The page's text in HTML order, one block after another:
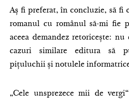
Aș fi preferat, în concluzie, să fi
romanul cu românul să-mi fie
aceea demandez retoricește:
cazuri similare editura să
pițuluchii și notulele informatrice
„Cele unsprezece mii de